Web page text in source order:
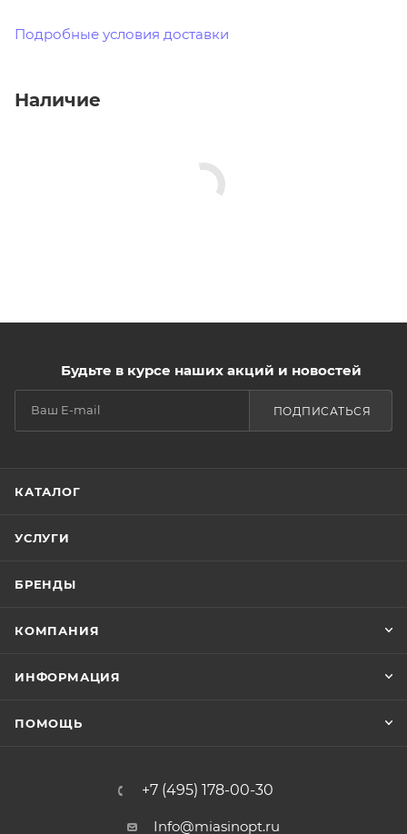
Подробные условия доставки
Наличие
Будьте в курсе наших акций и новостей
ПОДПИСАТЬСЯ
КАТАЛОГ
УСЛУГИ
БРЕНДЫ
КОМПАНИЯ
ИНФОРМАЦИЯ
ПОМОЩЬ
+7 (495) 178-00-30
Info@miasinopt.ru